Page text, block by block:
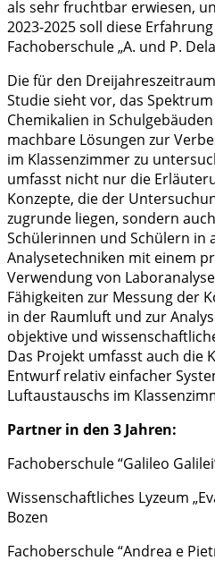
als sehr fruchtbar erwiesen,
2023-2025 soll diese
Fachoberschule „A. und P.
Die für den
Studie sieht vor, das
Chemikalien in
machbare Lösungen zur
im Klassenzimmer zu
umfasst nicht nur die
Konzepte, die der
zugrunde liegen, sondern
Schülerinnen und Schülern in
Analysetechniken mit einem
Verwendung von
Fähigkeiten zur Messung der
in der Raumluft und zur
objektive und
Das Projekt umfasst auch die
Entwurf relativ einfacher
Luftaustauschs im
Partner in den 3 Jahren:
Fachoberschule “Galileo
Wissenschaftliches Lyzeum
Bozen
Fachoberschule “Andrea e